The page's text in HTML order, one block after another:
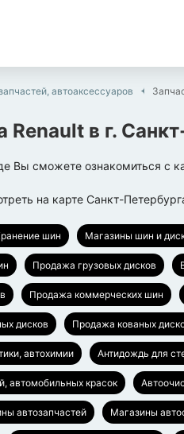
автоаксессуаров
Renault в г.
Вы сможете ознакомиться с
на карте Санкт-
шин Магазины шин и
Продажа грузовых дисков
Продажа коммерческих шин
дисков Продажа кованых
автохимии Антидождь для
автомобильных красок
автозапчастей Магазины